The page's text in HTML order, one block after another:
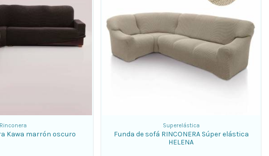
Rinconera
Kawa marrón oscuro
Superelástica
Funda de sofá RINCONERA Súper elástica
HELENA